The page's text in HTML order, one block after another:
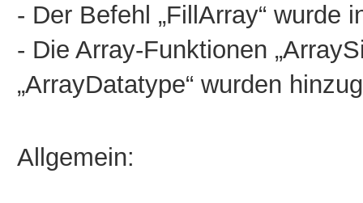
- Der Befehl „FillArray“ wurde
- Die Array-Funktionen
„ArrayDatatype“ wurden
Allgemein: